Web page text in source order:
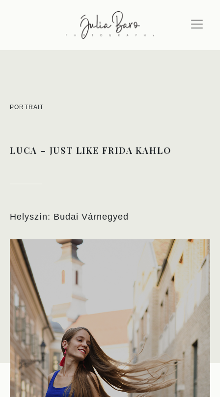
PORTRAIT
LUCA – JUST LIKE FRIDA KAHLO
Helyszín: Budai Várnegyed